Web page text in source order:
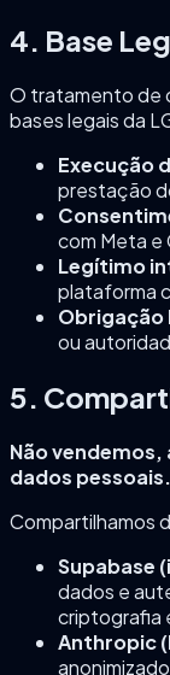
4. Base
O tratamento de
bases legais da
Execução
prestação
com Meta e
Legítimo
plataforma
Obrigação
ou
5.
Não
dados pessoais.
Compartilhamos
Supabase
dados e
criptografia
Anthropic